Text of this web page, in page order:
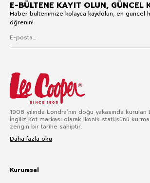
E-BÜLTENE KAYIT OLUN, GÜNCEL
Haber bültenimize kolayca kaydolun, en güncel
öğrenin!
1908 yılında Londra’nın doğu yakasında
İngiliz Kot markası olarak ikonik statüsünü
zengin bir tarihe sahiptir.
Daha fazla oku
Kurumsal